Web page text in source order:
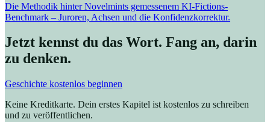
Die Methodik hinter Novelmints gemessenem KI-Fictions-
Benchmark – Juroren, Achsen und die Konfidenzkorrektur.
Jetzt kennst du das Wort. Fang an, darin
zu denken.
Geschichte kostenlos beginnen
Keine Kreditkarte. Dein erstes Kapitel ist kostenlos zu schreiben
und zu veröffentlichen.